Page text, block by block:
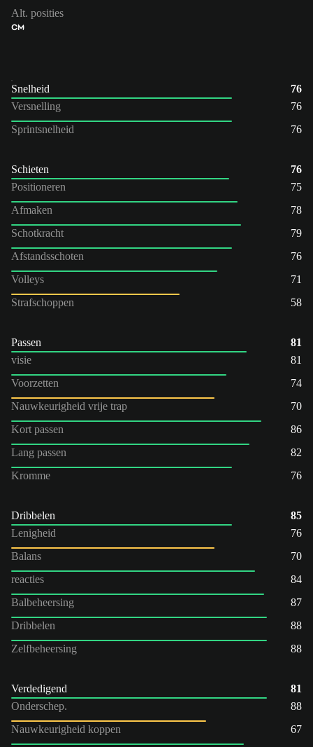
Alt. posities
CM
Snelheid
76
Versnelling
76
Sprintsnelheid
76
Schieten
76
Positioneren
75
Afmaken
78
Schotkracht
79
Afstandsschoten
76
Volleys
71
Strafschoppen
58
Passen
81
visie
81
Voorzetten
74
Nauwkeurigheid vrije trap
70
Kort passen
86
Lang passen
82
Kromme
76
Dribbelen
85
Lenigheid
76
Balans
70
reacties
84
Balbeheersing
87
Dribbelen
88
Zelfbeheersing
88
Verdedigend
81
Onderschep.
88
Nauwkeurigheid koppen
67